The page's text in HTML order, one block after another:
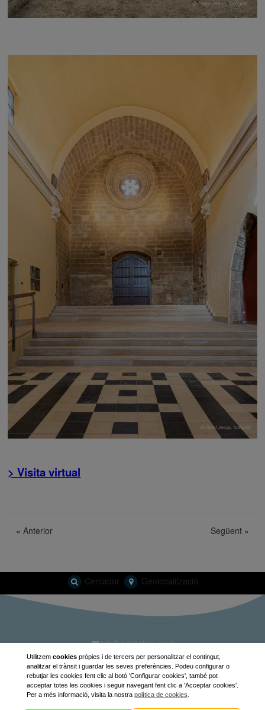
> Visita virtual
«Anterior Següent »
Cercador Geolocalització
info@guiabalaguer.cat
Dissenyat per Guia Balaguer
Utilitzem cookiespròpies i de tercers per personalitzar el contingut,
analitzar el trànsit i guardar les seves preferències. Podeu configurar o
rebutjar les cookies fent clic al botó 'Configurar cookies', també pot
acceptar totes les cookies i seguir navegant fent clic a 'Acceptar cookies'.
Per a més informació, visita la nostra política de cookies